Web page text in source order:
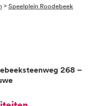
>Speelplein Roodebeek
268 –